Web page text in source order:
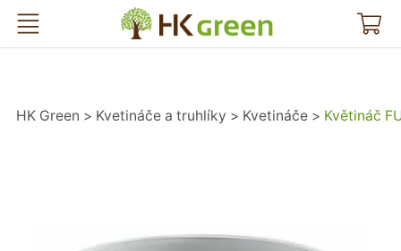
HK Green
HK Green Kvetináče a truhlíky Kvetináče Květináč